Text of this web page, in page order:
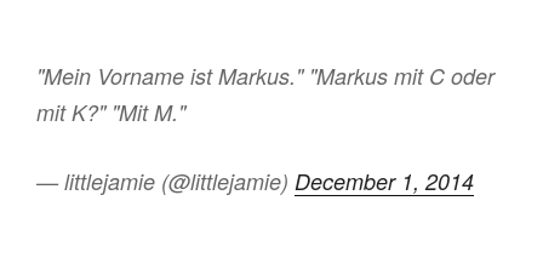
"Mein Vorname ist Markus." "Markus mit C oder
mit K?" "Mit M."
— littlejamie (@littlejamie) December 1, 2014